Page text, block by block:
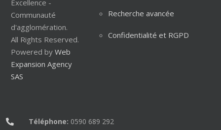
Excellence -
Communauté
d'agglomération.
All Rights Reserved.
Powered by Web
Expansion Agency
SAS
Recherche avancée
Confidentialité et RGPD
Téléphone: 0590 689 292